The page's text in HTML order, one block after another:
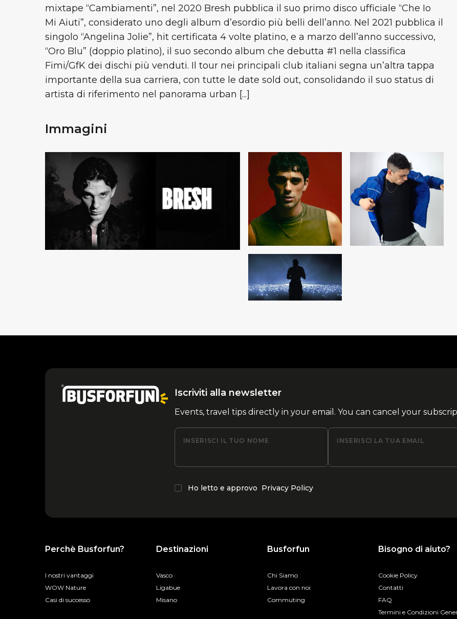
mixtape “Cambiamenti”, nel 2020 Bresh pubblica il suo primo disco ufficiale “Che Io
Mi Aiuti”, considerato uno degli album d’esordio più belli dell’anno. Nel 2021 pubblica il
singolo “Angelina Jolie”, hit certificata 4 volte platino, e a marzo dell’anno successivo,
“Oro Blu” (doppio platino), il suo secondo album che debutta #1 nella classifica
Fimi/GfK dei dischi più venduti. Il tour nei principali club italiani segna un’altra tappa
importante della sua carriera, con tutte le date sold out, consolidando il suo status di
artista di riferimento nel panorama urban [...]
Immagini
Iscriviti alla newsletter
Events, travel tips directly in your email. You can cancel your
INSERISCI IL TUO NOME INSERISCI LA TUA EMAIL
Ho letto e approvo Privacy Policy
Perchè Busforfun?
I nostri vantaggi
WOW Nature
Casi di successo
Destinazioni
Vasco
Ligabue
Misano
Busforfun
Chi Siamo
Lavora con noi
Commuting
Bisogno di aiuto?
Cookie Policy
Contatti
FAQ
Termini e Condizioni